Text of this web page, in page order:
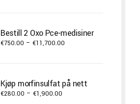
€3,000.00
Bestill 2 Oxo Pce-medisiner
€750.00 – €11,700.00
€11,700.00
Kjøp morfinsulfat på nett
€280.00 – €1,900.00